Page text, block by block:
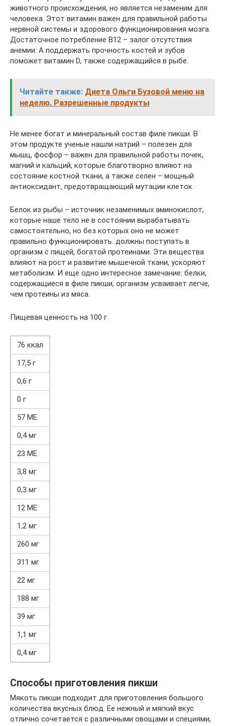
животного происхождения, но является незаменим для
человека. Этот витамин важен для правильной работы
нервной системы и здорового функционирования мозга.
Достаточное потребление В12 – залог отсутствия
анемии. А поддержать прочность костей и зубов
поможет витамин D, также содержащийся в рыбе.
Читайте также: Диета Ольги Бузовой меню на
неделю. Разрешенные продукты
Не менее богат и минеральный состав филе пикши. В
этом продукте ученые нашли натрий – полезен для
мышц, фосфор – важен для правильной работы почек,
магний и кальций, которые благотворно влияют на
состояние костной ткани, а также селен – мощный
антиоксидант, предотвращающий мутации клеток.
Белок из рыбы – источник незаменимых аминокислот,
которые наше тело не в состоянии вырабатывать
самостоятельно, но без которых оно не может
правильно функционировать. должны поступать в
организм с пищей, богатой протеинами. Эти вещества
влияют на рост и развитие мышечной ткани, ускоряют
метаболизм. И еще одно интересное замечание: белки,
содержащиеся в филе пикши, организм усваивает легче,
чем протеины из мяса.
Пищевая ценность на 100 г
76 ккал
17,5 г
0,6 г
0 г
57 МЕ
0,4 мг
23 МЕ
3,8 мг
0,3 мг
12 МЕ
1,2 мг
260 мг
311 мг
22 мг
188 мг
39 мг
1,1 мг
0,4 мг
Способы приготовления пикши
Мякоть пикши подходит для приготовления большого
количества вкусных блюд. Ее нежный и мягкий вкус
отлично сочетается с различными овощами и специями,